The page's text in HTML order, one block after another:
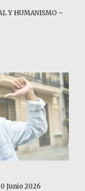
Y HUMANISMO –
Junio 2026